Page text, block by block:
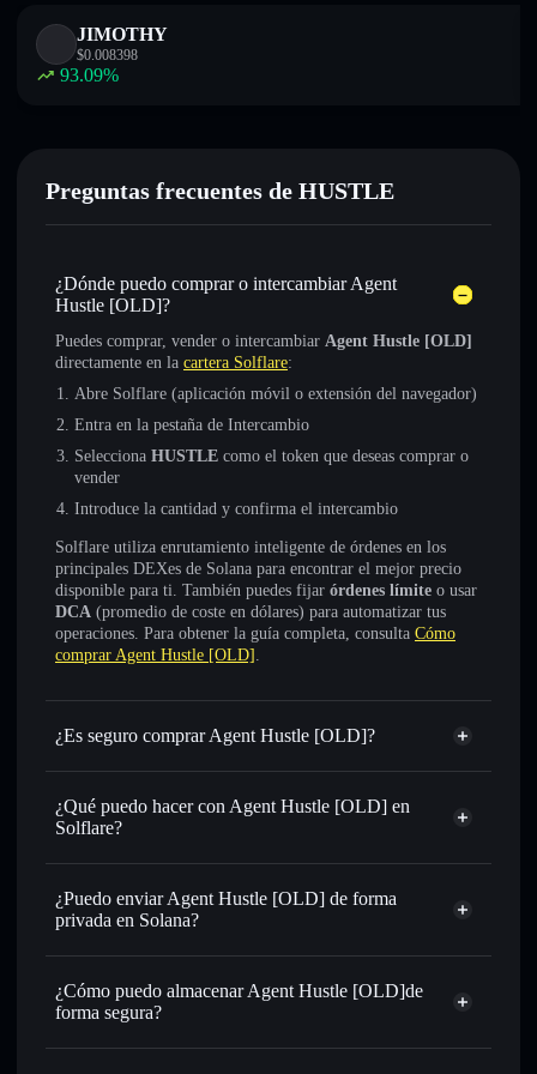
JIMOTHY
$0.008398
93.09%
Preguntas frecuentes de HUSTLE
¿Dónde puedo comprar o intercambiar Agent
Hustle [OLD]?
Puedes comprar, vender o intercambiar Agent Hustle [OLD]
directamente en la cartera Solflare:
Abre Solflare (aplicación móvil o extensión del navegador)
Entra en la pestaña de Intercambio
Selecciona HUSTLE como el token que deseas comprar o
vender
Introduce la cantidad y confirma el intercambio
Solflare utiliza enrutamiento inteligente de órdenes en los
principales DEXes de Solana para encontrar el mejor precio
disponible para ti. También puedes fijar órdenes límite o usar
DCA (promedio de coste en dólares) para automatizar tus
operaciones. Para obtener la guía completa, consulta Cómo
comprar Agent Hustle [OLD] .
¿Es seguro comprar Agent Hustle [OLD]?
Agent Hustle [OLD] no está verificado
¿Qué puedo hacer con Agent Hustle [OLD] en
Solflare?
Agent Hustle [OLD]
cartera de Solflare
Intercambiar al instante: operar con HUSTLE para SOL,
USDC o miles de otros tokens de Solana con enrutamiento
tu precio objetivo para HUSTLE
Utilizar DCA
lo largo del tiempo
¿Puedo enviar Agent Hustle [OLD] de forma
privada en Solana?
agregador de privacidad
¿Cómo puedo almacenar Agent Hustle [OLD]de
forma segura?
Agent Hustle [OLD]